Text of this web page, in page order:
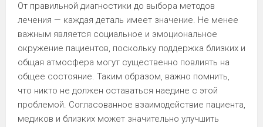
От правильной диагностики до выбора методов
лечения — каждая деталь имеет значение. Не менее
важным является социальное и эмоциональное
окружение пациентов, поскольку поддержка близких и
общая атмосфера могут существенно повлиять на
общее состояние. Таким образом, важно помнить,
что никто не должен оставаться наедине с этой
проблемой. Согласованное взаимодействие пациента,
медиков и близких может значительно улучшить